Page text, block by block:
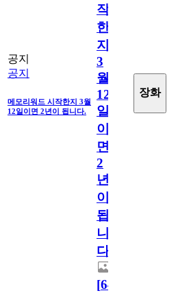
공지
공지
메모리워드 시작한지 3월
12일이면 2년이 됩니다.
작
한
지
3
월
12
일
이
면
2
년
이
됩
니
다.
[64
장화